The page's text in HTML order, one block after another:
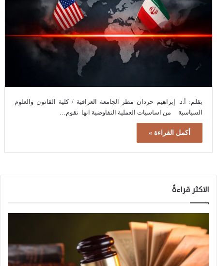
بقلم: أ.د. إبراهيم حردان مطر الجامعة العراقية / كلية القانون والعلوم
السياسية من اساسيات العملية التفاوضية انها تقوم…
أكمل القراءة »
الاكثر قراءةً